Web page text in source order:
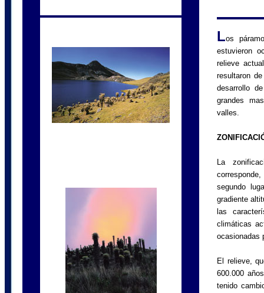
Los
estuvieron
relieve
resultaron
desarrollo
grandes
valles.
La
segundo
gradiente
las
climáticas
ocasionadas
El relieve,
600.000
tenido